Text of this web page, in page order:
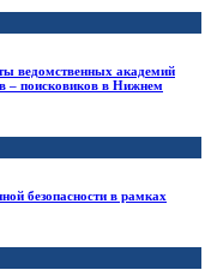
ведомственных академий
– поисковиков в Нижнем
безопасности в рамках